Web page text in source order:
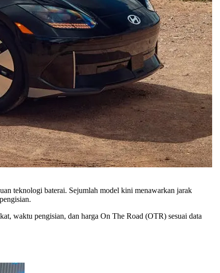
teknologi baterai. Sejumlah model kini menawarkan jarak
waktu pengisian, dan harga On The Road (OTR) sesuai data